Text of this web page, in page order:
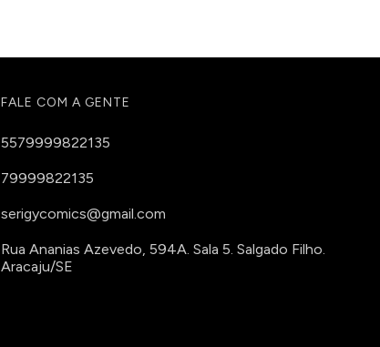
FALE COM A GENTE
5579999822135
79999822135
serigycomics@gmail.com
Rua Ananias Azevedo, 594A. Sala 5. Salgado Filho.
Aracaju/SE